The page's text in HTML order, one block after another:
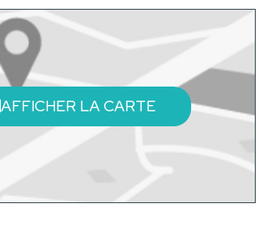
AFFICHER LA CARTE